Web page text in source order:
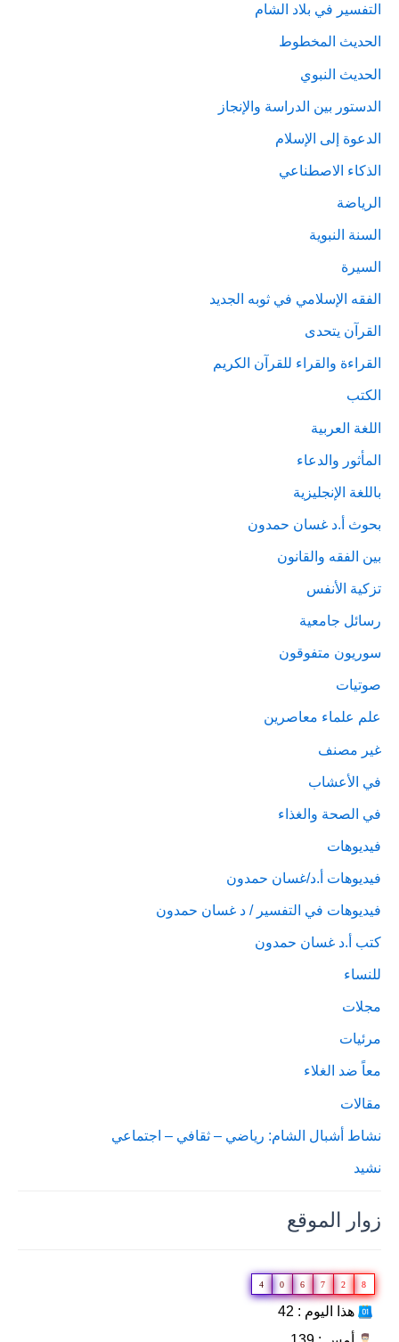
التفسير في بلاد الشام
الحديث المخطوط
الحديث النبوي
الدستور بين الدراسة والإنجاز
الدعوة إلى الإسلام
الذكاء الاصطناعي
الرياضة
السنة النبوية
السيرة
الفقه الإسلامي في ثوبه الجديد
القرآن يتحدى
القراءة والقراء للقرآن الكريم
الكتب
اللغة العربية
المأثور والدعاء
باللغة الإنجليزية
بحوث أ.د غسان حمدون
بين الفقه والقانون
تزكية الأنفس
رسائل جامعية
سوريون متفوقون
صوتيات
علم علماء معاصرين
غير مصنف
في الأعشاب
في الصحة والغذاء
فيديوهات
فيديوهات أ.د/غسان حمدون
فيديوهات في التفسير / د غسان حمدون
كتب أ.د غسان حمدون
للنساء
مجلات
مرئيات
معاً ضد الغلاء
مقالات
نشاط أشبال الشام: رياضي – ثقافي – اجتماعي
نشيد
زوار الموقع
4 0 6 7 2 8
هذا اليوم : 42